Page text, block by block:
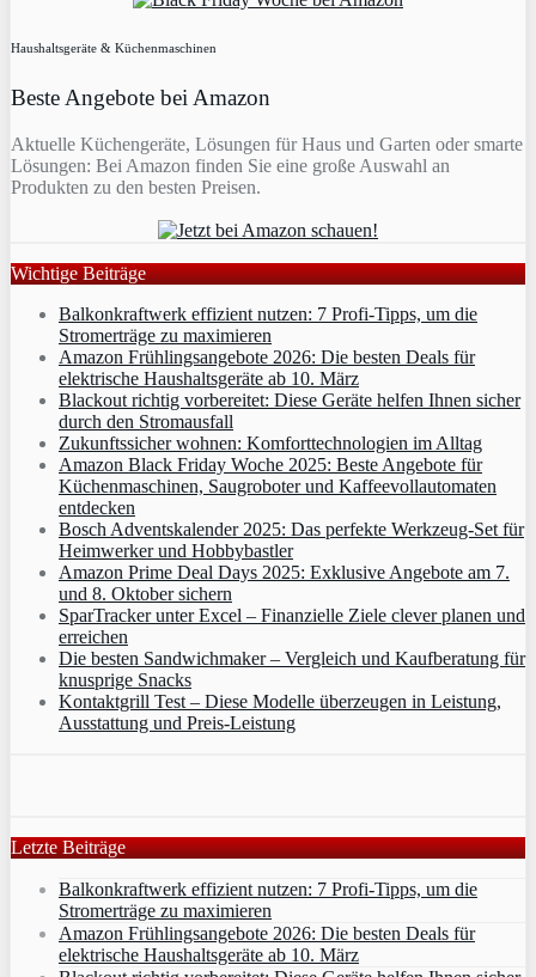
Haushaltsgeräte & Küchenmaschinen
Beste Angebote bei Amazon
Aktuelle Küchengeräte, Lösungen für Haus und Garten oder smarte
Lösungen: Bei Amazon finden Sie eine große Auswahl an
Produkten zu den besten Preisen.
Wichtige Beiträge
Balkonkraftwerk effizient nutzen: 7 Profi-Tipps, um die
Stromerträge zu maximieren
Amazon Frühlingsangebote 2026: Die besten Deals für
elektrische Haushaltsgeräte ab 10. März
Blackout richtig vorbereitet: Diese Geräte helfen Ihnen sicher
durch den Stromausfall
Zukunftssicher wohnen: Komforttechnologien im Alltag
Amazon Black Friday Woche 2025: Beste Angebote für
Küchenmaschinen, Saugroboter und Kaffeevollautomaten
entdecken
Bosch Adventskalender 2025: Das perfekte Werkzeug-Set für
Heimwerker und Hobbybastler
Amazon Prime Deal Days 2025: Exklusive Angebote am 7.
und 8. Oktober sichern
SparTracker unter Excel – Finanzielle Ziele clever planen und
erreichen
Die besten Sandwichmaker – Vergleich und Kaufberatung für
knusprige Snacks
Kontaktgrill Test – Diese Modelle überzeugen in Leistung,
Ausstattung und Preis-Leistung
Letzte Beiträge
Balkonkraftwerk effizient nutzen: 7 Profi-Tipps, um die
Stromerträge zu maximieren
Amazon Frühlingsangebote 2026: Die besten Deals für
elektrische Haushaltsgeräte ab 10. März